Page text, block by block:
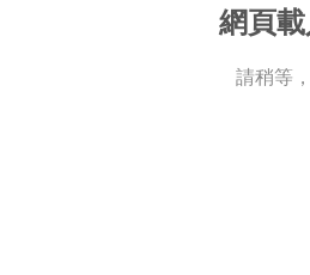
網頁
請稍等